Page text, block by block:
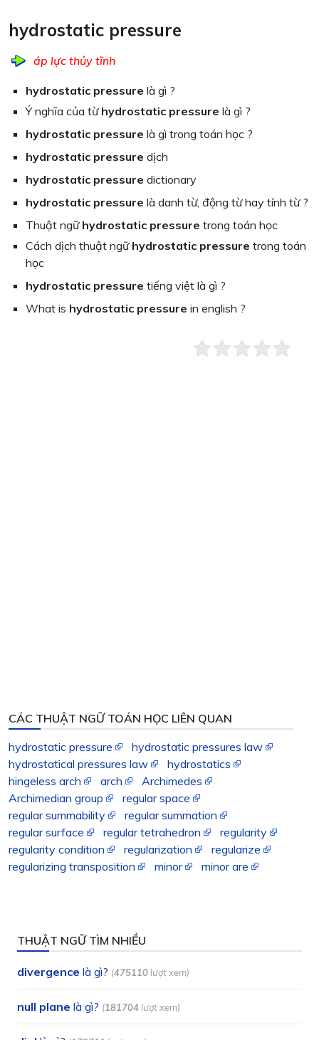
hydrostatic pressure
áp lực thủy tĩnh
hydrostatic pressure là gì ?
Ý nghĩa của từ hydrostatic pressure là gì ?
hydrostatic pressure là gì trong toán học ?
hydrostatic pressure dịch
hydrostatic pressure dictionary
hydrostatic pressure là danh từ, động từ hay tính từ ?
Thuật ngữ hydrostatic pressure trong toán học
Cách dịch thuật ngữ hydrostatic pressure trong toán
học
hydrostatic pressure tiếng việt là gì ?
What is hydrostatic pressure in english ?
CÁC THUẬT NGỮ TOÁN HỌC LIÊN QUAN
hydrostatic pressure
hydrostatic pressures law
hydrostatical pressures law
hydrostatics
hingeless arch
arch
Archimedes
Archimedian group
regular space
regular summability
regular summation
regular surface
regular tetrahedron
regularity
regularity condition
regularization
regularize
regularizing transposition
minor minor are
THUẬT NGỮ TÌM NHIỀU
divergence là gì? (475110 lượt xem)
null plane là gì? (181704 lượt xem)